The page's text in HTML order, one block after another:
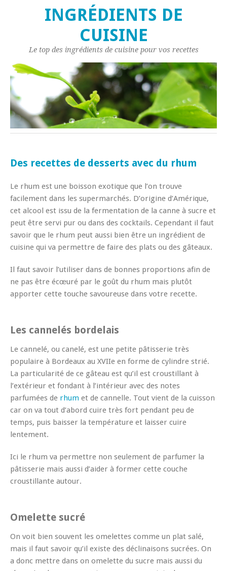
INGRÉDIENTS DE
CUISINE
Le top des ingrédients de cuisine pour vos recettes
Des recettes de desserts avec du rhum
Le rhum est une boisson exotique que l’on trouve
facilement dans les supermarchés. D’origine d’Amérique,
cet alcool est issu de la fermentation de la canne à sucre et
peut être servi pur ou dans des cocktails. Cependant il faut
savoir que le rhum peut aussi bien être un ingrédient de
cuisine qui va permettre de faire des plats ou des gâteaux.
Il faut savoir l’utiliser dans de bonnes proportions afin de
ne pas être écœuré par le goût du rhum mais plutôt
apporter cette touche savoureuse dans votre recette.
Les cannelés bordelais
Le cannelé, ou canelé, est une petite pâtisserie très
populaire à Bordeaux au XVIIe en forme de cylindre strié.
La particularité de ce gâteau est qu’il est croustillant à
l’extérieur et fondant à l’intérieur avec des notes
parfumées de rhum et de cannelle. Tout vient de la cuisson
car on va tout d’abord cuire très fort pendant peu de
temps, puis baisser la température et laisser cuire
lentement.
Ici le rhum va permettre non seulement de parfumer la
pâtisserie mais aussi d’aider à former cette couche
croustillante autour.
Omelette sucré
On voit bien souvent les omelettes comme un plat salé,
mais il faut savoir qu’il existe des déclinaisons sucrées. On
a donc mettre dans on omelette du sucre mais aussi du